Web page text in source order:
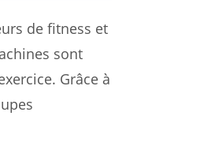
de fitness et
sont
Grâce à